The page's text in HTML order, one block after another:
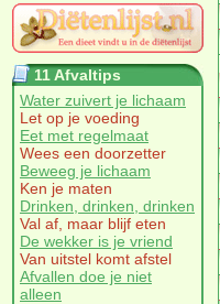
11 Afvaltips
Water zuivert je lichaam
Let op je voeding
Eet met regelmaat
Wees een doorzetter
Beweeg je lichaam
Ken je maten
Drinken, drinken, drinken
Val af, maar blijf eten
De wekker is je vriend
Van uitstel komt afstel
Afvallen doe je niet
alleen